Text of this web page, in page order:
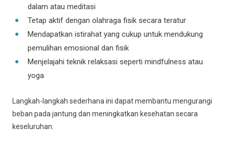
dalam atau meditasi
Tetap aktif dengan olahraga fisik secara teratur
Mendapatkan istirahat yang cukup untuk mendukung
pemulihan emosional dan fisik
Menjelajahi teknik relaksasi seperti mindfulness atau
yoga
Langkah-langkah sederhana ini dapat membantu mengurangi
beban pada jantung dan meningkatkan kesehatan secara
keseluruhan.